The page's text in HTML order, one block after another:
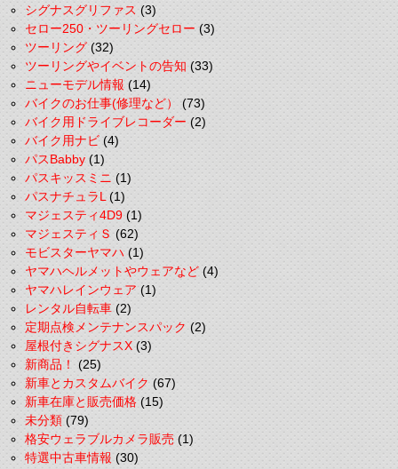
シグナスグリファス(3)
セロー250・ツーリングセロー (3)
ツーリング(32)
ツーリングやイベントの告知(33)
ニューモデル情報(14)
バイクのお仕事(修理など）(73)
バイク用ドライブレコーダー(2)
バイク用ナビ(4)
パスBabby(1)
パスキッスミニ(1)
パスナチュラL(1)
マジェスティ4D9(1)
マジェスティＳ(62)
モビスターヤマハ(1)
ヤマハヘルメットやウェアなど(4)
ヤマハレインウェア(1)
レンタル自転車(2)
定期点検メンテナンスパック(2)
屋根付きシグナスX(3)
新商品！(25)
新車とカスタムバイク(67)
新車在庫と販売価格(15)
未分類(79)
格安ウェラブルカメラ販売(1)
特選中古車情報(30)